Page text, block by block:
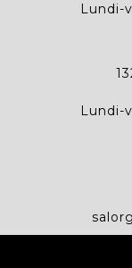
Lundi-
Lundi-